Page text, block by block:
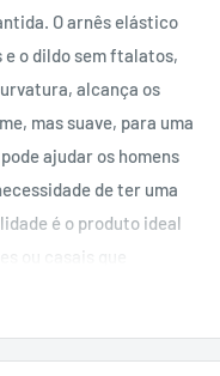
O arnês elástico
e o dildo sem ftalatos,
alcança os
mas suave, para uma
ajudar os homens
de ter uma
é o produto ideal
ou casais que